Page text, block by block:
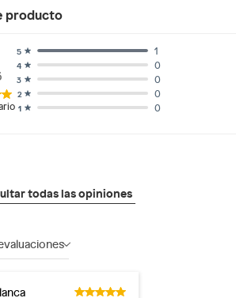
producto
1 0
2 0
3 0
4 0
5 1
todas las opiniones